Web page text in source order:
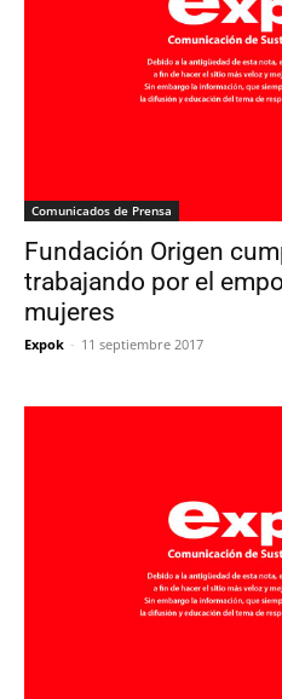
Comunicados de Prensa
Fundación Origen
trabajando por el
mujeres
Expok - 11 septiembre 2017